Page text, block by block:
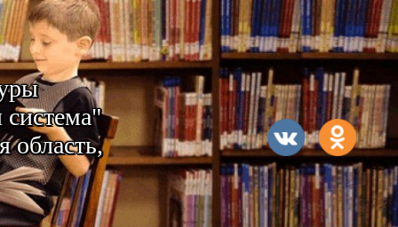
система"
область,